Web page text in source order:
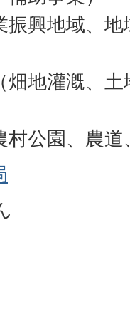
振興地域、
畑地灌漑、
村公園、農